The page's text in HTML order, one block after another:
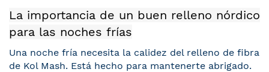
La importancia de un buen relleno nórdico
para las noches frías
Una noche fría necesita la calidez del relleno de fibra
de Kol Mash. Está hecho para mantenerte abrigado.